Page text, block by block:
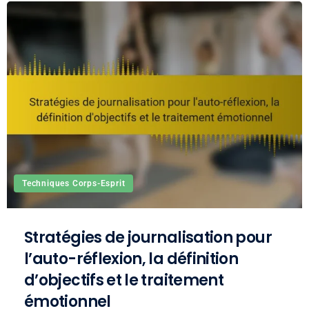
Techniques Corps-Esprit
Stratégies de journalisation pour
l’auto-réflexion, la définition
d’objectifs et le traitement
émotionnel